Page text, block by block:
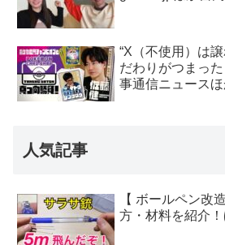
“X（不使用）は
だわりがつまっ
事通信ニュース
人気記事
【 ボールペン改
方・材料を紹介